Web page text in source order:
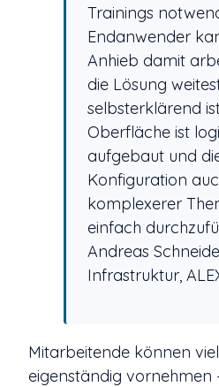
Trainings
Endanwender
Anhieb damit
die Lösung
selbsterklärend
Oberfläche ist
aufgebaut und
Konfiguration
komplexerer
einfach
Andreas
Infrastruktur,
Mitarbeitende können
eigenständig vornehmen